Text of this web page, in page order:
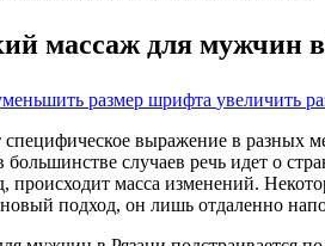
массаж для мужчин
размер шрифта увеличить
выражение в разных
большинстве случаев речь идет о
происходит масса изменений.
подход, он лишь отдаленно